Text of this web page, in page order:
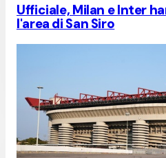
Ufficiale, Milan e Inter
l'area di San Siro